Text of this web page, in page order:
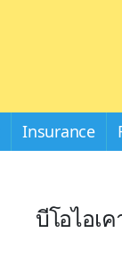
Insurance
บีโอไอเ